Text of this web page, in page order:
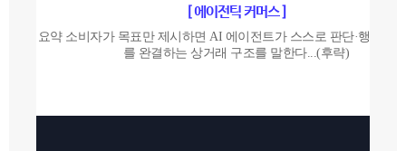
[ 에이전틱 커머스 ]
요약 소비자가 목표만 제시하면 AI 에이전트가 스스로 판단·행동하
를 완결하는 상거래 구조를 말한다...(후략)